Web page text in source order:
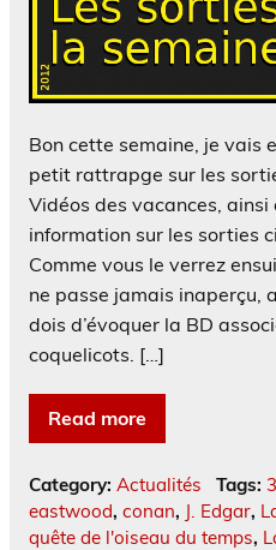
Bon cette semaine, je vais
petit rattrapge sur les
Vidéos des vacances, ainsi
information sur les sorties
Comme vous le verrez
ne passe jamais inaperçu,
dois d’évoquer la BD
coquelicots. […]
Read more
Category: Actualités Tags:
eastwood, conan, J. Edgar,
quête de l'oiseau du temps,